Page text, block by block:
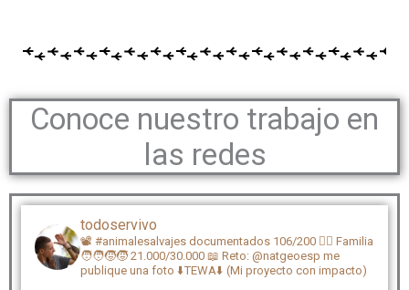
Conoce nuestro trabajo en
las redes
todoservivo
📽️ #animalesalvajes documentados 106/200 🏴‍☠️ Familia
🧑‍🧑‍🧒‍🧒 21.000/30.000 📖 Reto: @natgeoesp me
publique una foto ⬇️TEWA⬇️ (Mi proyecto con impacto)